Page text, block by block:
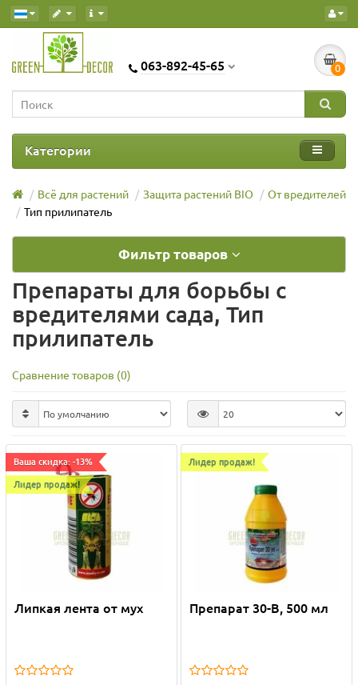
063-892-45-65 0
Категории
Всё для растений Защита растений BIO
От вредителей
Тип прилипатель
Фильтр товаров
Препараты для борьбы с
вредителями сада, Тип
прилипатель
Сравнение товаров (0)
Ваша скидка: -13%
Лидер продаж!
Липкая лента от мух
Лидер продаж!
Препарат 30-В, 500 мл